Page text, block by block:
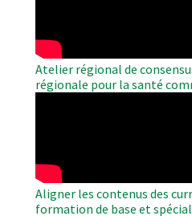
Atelier régional de
régionale pour la santé
Aligner les contenus des
formation de base et